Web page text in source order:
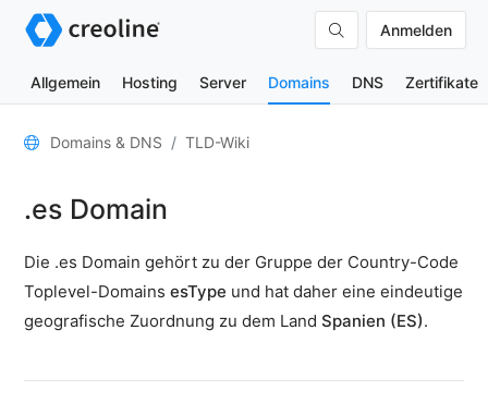
Anmelden
Allgemein Hosting Server Domains DNS Zertifikate
Allgemein
Kontakte
TLD-
Domains & DNS TLD-Wiki
.es Domain
Die .es Domain gehört zu der Gruppe der Country-Code
Toplevel-Domains esType und hat daher eine eindeutige
geografische Zuordnung zu dem Land Spanien (ES).